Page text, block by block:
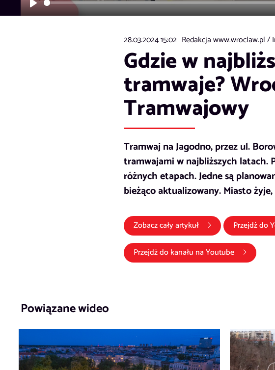
Play
28.03.2024 15:02 Redakcja www.wroclaw.pl /
Gdzie w
tramwaje?
Tramwajowy
Tramwaj na Jagodno, przez ul.
tramwajami w najbliższych latach.
różnych etapach. Jedne są
bieżąco aktualizowany. Miasto
Zobacz cały artykuł Przejdź do
Przejdź do kanału naYoutube(link otwiera
Powiązane wideo